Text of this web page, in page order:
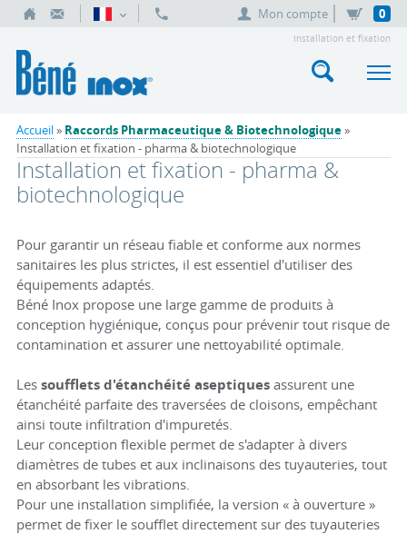
Mon compte 0
Installation et fixation
Accueil» Raccords Pharmaceutique & Biotechnologique»
Installation et fixation - pharma & biotechnologique
Installation et fixation - pharma &
biotechnologique
Pour garantir un réseau fiable et conforme aux normes
sanitaires les plus strictes, il est essentiel d'utiliser des
équipements adaptés.
Béné Inox propose une large gamme de produits à
conception hygiénique, conçus pour prévenir tout risque de
contamination et assurer une nettoyabilité optimale.
Les soufflets d'étanchéité aseptiquesassurent une
étanchéité parfaite des traversées de cloisons, empêchant
ainsi toute infiltration d'impuretés.
Leur conception flexible permet de s'adapter à divers
diamètres de tubes et aux inclinaisons des tuyauteries, tout
en absorbant les vibrations.
Pour une installation simplifiée, la version « à ouverture »
permet de fixer le soufflet directement sur des tuyauteries